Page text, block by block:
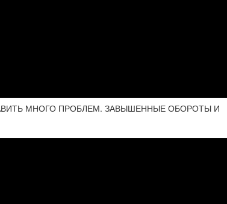
МНОГО ПРОБЛЕМ. ЗАВЫШЕННЫЕ ОБОРОТЫ И